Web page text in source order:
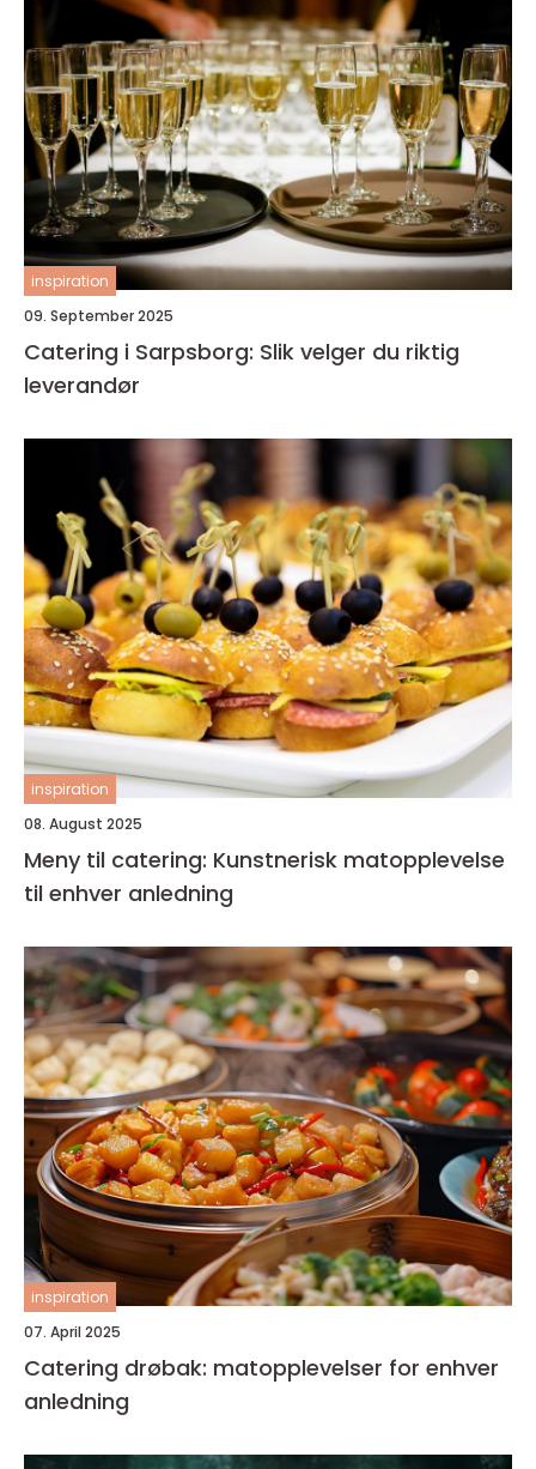
inspiration
09. September 2025
Catering i Sarpsborg: Slik velger du riktig
leverandør
inspiration
08. August 2025
Meny til catering: Kunstnerisk matopplevelse
til enhver anledning
inspiration
07. April 2025
Catering drøbak: matopplevelser for enhver
anledning